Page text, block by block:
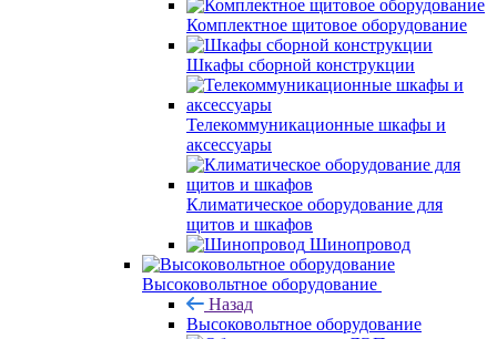
Комплектное щитовое оборудование
Шкафы сборной конструкции
Телекоммуникационные шкафы и
аксессуары
Климатическое оборудование для
щитов и шкафов
Шинопровод
Высоковольтное оборудование
Назад
Высоковольтное оборудование